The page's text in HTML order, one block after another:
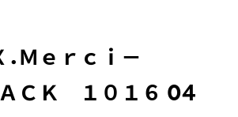
Ｍｅｒｃｉ－
１０１６ 04